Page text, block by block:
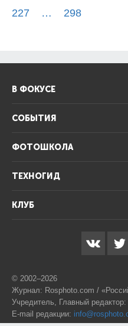
227 … 298
В ФОКУСЕ
СОБЫТИЯ
ФОТОШКОЛА
ТЕХНОГИД
КЛУБ
© 2002–2026
Журнал: Rosphoto.com /
Учредитель, Главный
E-mail редакции: